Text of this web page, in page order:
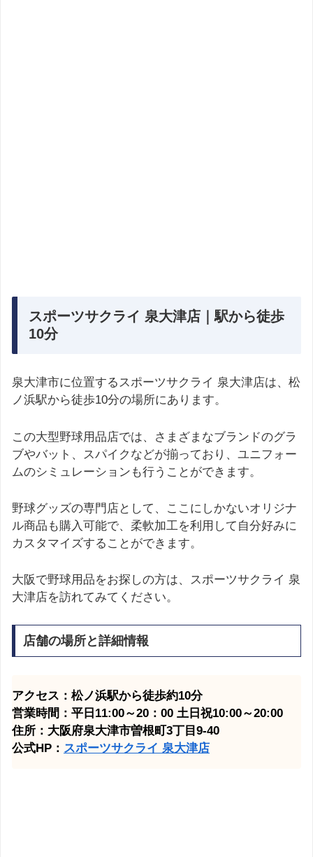
スポーツサクライ 泉大津店｜駅から徒歩
10分
泉大津市に位置するスポーツサクライ 泉大津店は、松
ノ浜駅から徒歩10分の場所にあります。
この大型野球用品店では、さまざまなブランドのグラ
ブやバット、スパイクなどが揃っており、ユニフォー
ムのシミュレーションも行うことができます。
野球グッズの専門店として、ここにしかないオリジナ
ル商品も購入可能で、柔軟加工を利用して自分好みに
カスタマイズすることができます。
大阪で野球用品をお探しの方は、スポーツサクライ 泉
大津店を訪れてみてください。
店舗の場所と詳細情報
アクセス：松ノ浜駅から徒歩約10分
営業時間：平日11:00～20：00 土日祝10:00～20:00
住所：大阪府泉大津市曽根町3丁目9-40
公式HP： スポーツサクライ 泉大津店